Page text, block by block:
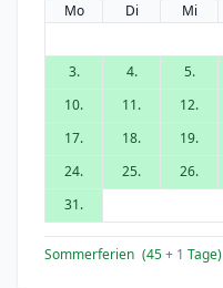
Mo Di Mi
3.
4. 5.
10.
11. 12.
17.
18. 19.
24.
25. 26.
31.
Sommerferien (45+ 1 Tage)